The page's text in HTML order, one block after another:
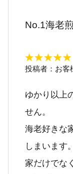
No.1海老
投稿者： お客
ゆかり以上
せん。
海老好きな
しまいます。
家だけでな